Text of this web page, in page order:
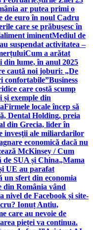
ar putea primi o
de euro în noul Cadru
care se prăbușesc în
iminentMediul de
suspendat activitatea –
Cum a arătat
din lume, în anul 2025
caută noi joburi: „De
confortabile”Business
care costă scump
exemple din
Firmele locale încep să
Dental Holding, preia
din Grecia, lider în
invesţii ale miliardarilor
economică dacă nu
McKinsey / Cum
de SUA și China„Mama
UE au parafat
un sfert din economia
România vând
nivel de Facebook și site-
Ionuț Antiu,
care au nevoie de
pieței va continua.